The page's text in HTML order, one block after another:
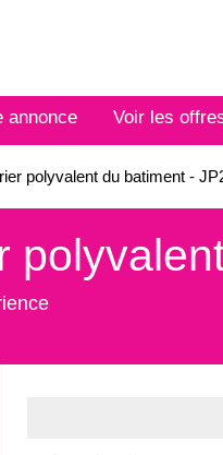
annonce Voir les
polyvalent du batiment -